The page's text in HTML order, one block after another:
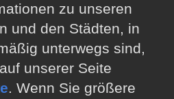
zu unseren
und den Städten, in
unterwegs sind,
unserer Seite
. Wenn Sie größere